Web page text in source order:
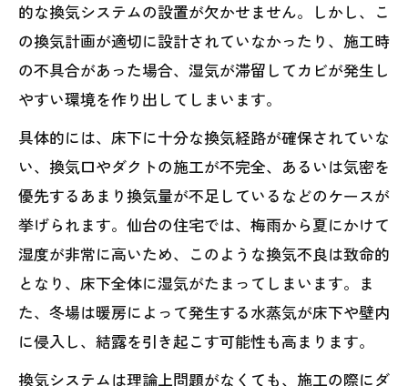
的な換気システムの設置が欠かせません。しかし、こ
の換気計画が適切に設計されていなかったり、施工時
の不具合があった場合、湿気が滞留してカビが発生し
やすい環境を作り出してしまいます。
具体的には、床下に十分な換気経路が確保されていな
い、換気口やダクトの施工が不完全、あるいは気密を
優先するあまり換気量が不足しているなどのケースが
挙げられます。仙台の住宅では、梅雨から夏にかけて
湿度が非常に高いため、このような換気不良は致命的
となり、床下全体に湿気がたまってしまいます。ま
た、冬場は暖房によって発生する水蒸気が床下や壁内
に侵入し、結露を引き起こす可能性も高まります。
換気システムは理論上問題がなくても、施工の際にダ